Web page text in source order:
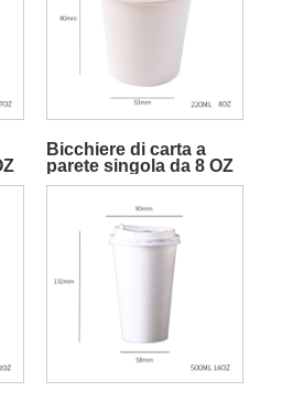
Bicchiere di carta a
parete singola da 8 OZ